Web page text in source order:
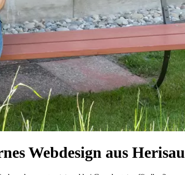
Webdesign aus Herisau